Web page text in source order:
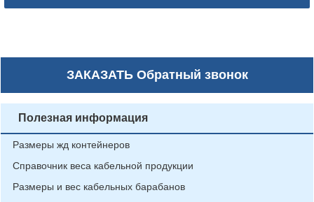
ЗАКАЗАТЬОбратный звонок
Полезная информация
Размеры жд контейнеров
Справочник веса кабельной продукции
Размеры и вес кабельных барабанов